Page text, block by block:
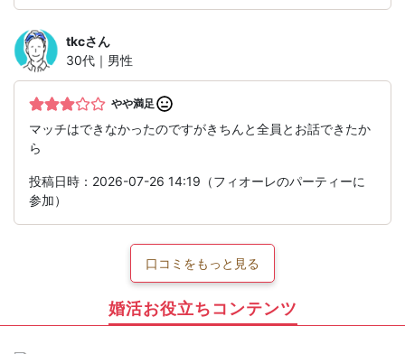
tkcさん
30代｜男性
やや満足
マッチはできなかったのですがきちんと全員とお話できたか
ら
投稿日時：2026-07-26 14:19（フィオーレのパーティーに
参加）
口コミをもっと見る
婚活お役立ちコンテンツ